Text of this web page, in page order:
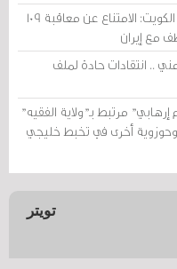
محكمة «أمن الدولة» في الكويت: الامتناع عن معاقبة 109
.. انتقادات حادة لملف
مرتبط بـ"ولاية الفقيه"
أخرى في تخبط خليجي
تويتر